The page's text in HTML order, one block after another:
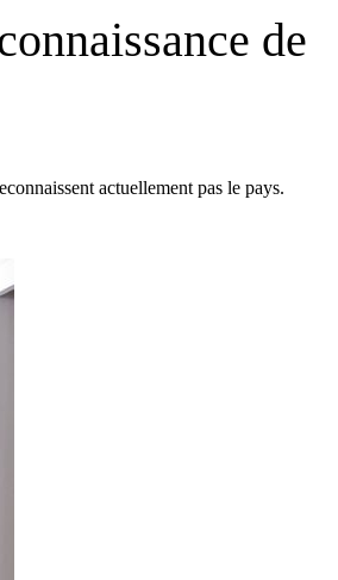
de
actuellement pas le pays.